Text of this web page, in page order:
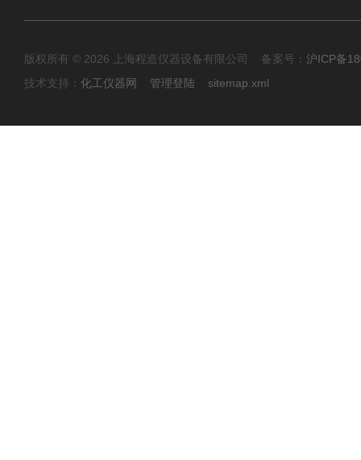
版权所有 © 2026 上海程造仪器设备有限公司 备案号： 沪ICP备
技术支持： 化工仪器网 管理登陆 sitemap.xml